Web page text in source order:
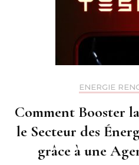
ENERGIE
Comment Booster
le Secteur des
grâce à une